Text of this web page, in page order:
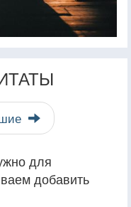
для
добавить